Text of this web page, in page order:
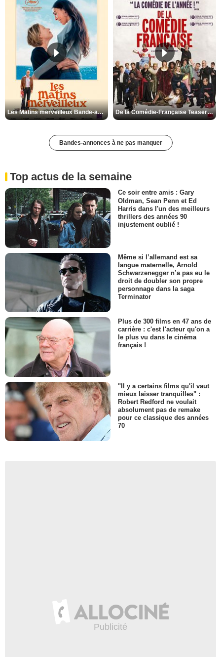
Les Matins merveilleux Bande-annonce VF De la Comédie-Française Teaser VF
Bandes-annonces à ne pas manquer
Top actus de la semaine
Ce soir entre amis : Gary
Oldman, Sean Penn et Ed
Harris dans l'un des meilleurs
thrillers des années 90
injustement oublié !
Même si l’allemand est sa
langue maternelle, Arnold
Schwarzenegger n’a pas eu le
droit de doubler son propre
personnage dans la saga
Terminator
Plus de 300 films en 47 ans de
carrière : c'est l'acteur qu'on a
le plus vu dans le cinéma
français !
"Il y a certains films qu'il vaut
mieux laisser tranquilles" :
Robert Redford ne voulait
absolument pas de remake
pour ce classique des années
70